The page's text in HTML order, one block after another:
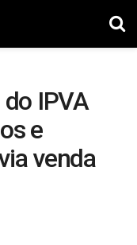
IPVA
e
venda